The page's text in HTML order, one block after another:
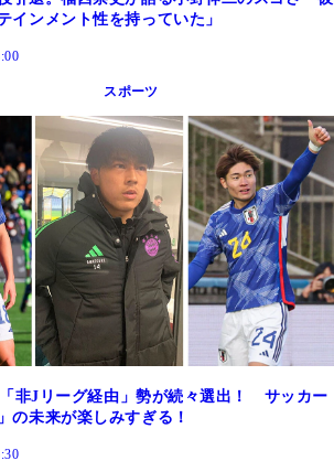
インメント性を持っていた」
スポーツ
非Jリーグ経由」勢が続々選出！ サッカー
の未来が楽しみすぎる！